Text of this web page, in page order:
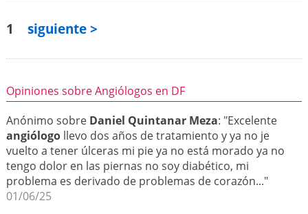
1 siguiente >
Opiniones sobre Angiólogos en DF
Anónimo sobre Daniel Quintanar Meza: "Excelente
angiólogollevo dos años de tratamiento y ya no je
vuelto a tener úlceras mi pie ya no está morado ya no
tengo dolor en las piernas no soy diabético, mi
problema es derivado de problemas de corazón..."
01/06/25